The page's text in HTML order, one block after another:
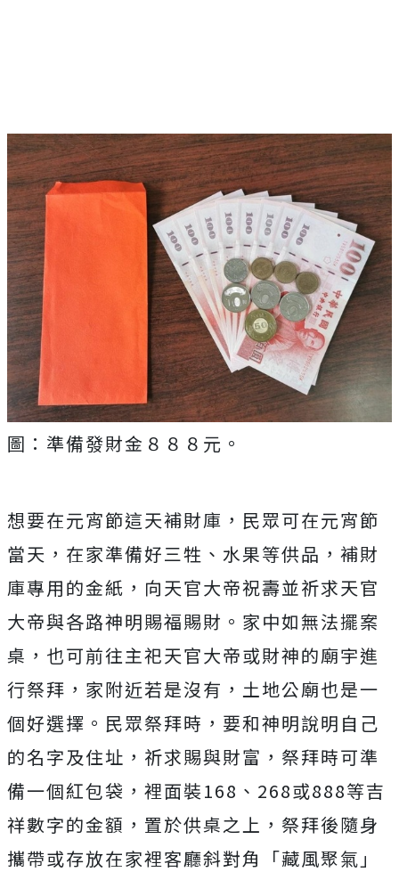
圖：準備發財金８８８元。
想要在元宵節這天補財庫，民眾可在元宵節
當天，在家準備好三牲、水果等供品，補財
庫專用的金紙，向天官大帝祝壽並祈求天官
大帝與各路神明賜福賜財。家中如無法擺案
桌，也可前往主祀天官大帝或財神的廟宇進
行祭拜，家附近若是沒有，土地公廟也是一
個好選擇。民眾祭拜時，要和神明說明自己
的名字及住址，祈求賜與財富，祭拜時可準
備一個紅包袋，裡面裝168 、 268或888等吉
祥數字的金額，置於供桌之上，祭拜後隨身
攜帶或存放在家裡客廳斜對角「藏風聚氣」